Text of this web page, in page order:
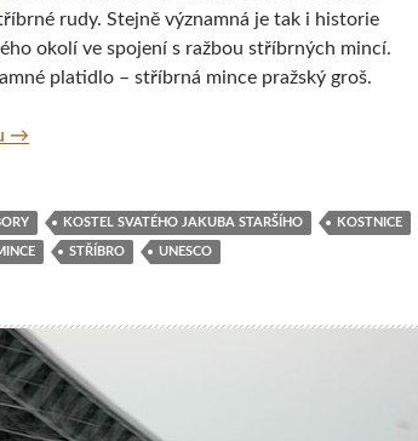
rudy. Stejně významná je tak i historie
okolí ve spojení s ražbou stříbrných mincí.
platidlo – stříbrná mince pražský groš.
Kutná Hora, Česká republika
→
KOSTEL SVATÉHO JAKUBA STARŠÍHO KOSTNICE
STŘÍBRO UNESCO